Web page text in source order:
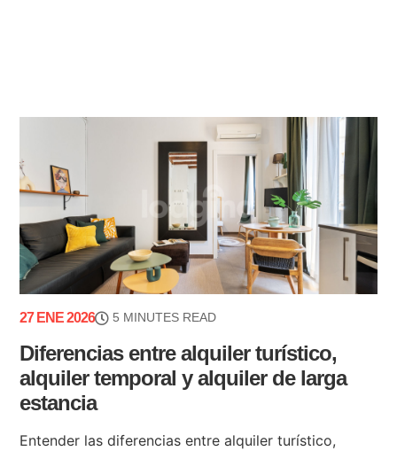
27 ENE 2026 5 MINUTES READ
Diferencias entre alquiler turístico,
alquiler temporal y alquiler de larga
estancia
Entender las diferencias entre alquiler turístico,